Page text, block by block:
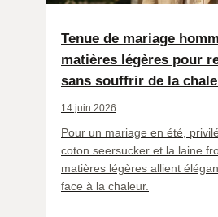
Tenue de mariage
matières légères pour
sans souffrir de la
14 juin 2026
Pour un mariage en été,
coton seersucker et la laine
matières légères allient
face à la chaleur.